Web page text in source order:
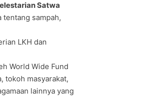
Satwa
tentang sampah,
LKH dan
World Wide Fund
tokoh masyarakat,
lainnya yang